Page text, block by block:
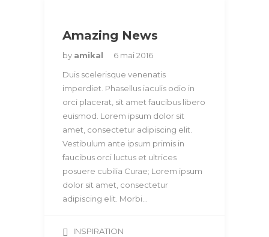
Amazing News
by amikal
6 mai 2016
Duis scelerisque venenatis
imperdiet. Phasellus iaculis odio in
orci placerat, sit amet faucibus libero
euismod. Lorem ipsum dolor sit
amet, consectetur adipiscing elit.
Vestibulum ante ipsum primis in
faucibus orci luctus et ultrices
posuere cubilia Curae; Lorem ipsum
dolor sit amet, consectetur
adipiscing elit. Morbi…
INSPIRATION